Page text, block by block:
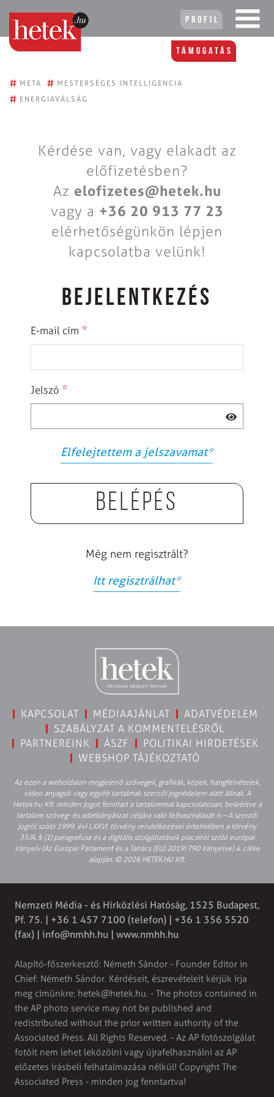
Profil
Támogatás
# META # MESTERSÉGES INTELLIGENCIA
# ENERGIAVÁLSÁG
Kérdése van, vagy elakadt az
előfizetésben?
Az elofizetes@hetek.hu
vagy a +36 20 913 77 23
elérhetőségünkön lépjen
kapcsolatba velünk!
BEJELENTKEZÉS
E-mail cím *
Jelszó *
Elfelejtettem a jelszavamat*
Belépés
Még nem regisztrált?
Itt regisztrálhat*
KAPCSOLAT MÉDIAAJÁNLAT
ADATVÉDELEM
SZABÁLYZAT A KOMMENTELÉSRŐL
PARTNEREINK
ÁSZF
POLITIKAI HIRDETÉSEK
WEBSHOP TÁJÉKOZTATÓ
Az ezen a weboldalon megjelenő szövegek, grafikák, képek, hangfelvételek,
video anyagok vagy egyéb tartalmak szerzői jogvédelem alatt állnak. A
Hetek.hu Kft. minden jogot fenntart a tartalommal kapcsolatosan, beleértve a
tartalom szöveg- és adatbányászat céljára való felhasználását is – A szerzői
jogról szóló 1999. évi LXXVI. törvény rendelkezései értelmében a törvény
35/A. § (1) paragrafusa és a digitális szolgáltatások piacairól szóló európai
irányelv (Az Európai Parlament és a Tanács (EU) 2019/790 Irányelve) 4. cikke
alapján. © 2026 HETEK.HU Kft.
Nemzeti Média - és Hírközlési Hatóság, 1525 Budapest,
Pf. 75. | +36 1 457 7100 (telefon) | +36 1 356 5520
(fax) | info@nmhh.hu | www.nmhh.hu
Alapító-főszerkesztő: Németh Sándor - Founder Editor in
Chief: Németh Sándor. Kérdéseit, észrevételeit kérjük írja
meg címünkre: hetek@hetek.hu. - The photos contained in
the AP photo service may not be published and
redistributed without the prior written authority of the
Associated Press. All Rights Reserved. - Az AP fotószolgálat
fotóit nem lehet leközölni vagy újrafelhasználni az AP
előzetes írásbeli felhatalmazása nélkül! Copyright The
Associated Press - minden jog fenntartva!